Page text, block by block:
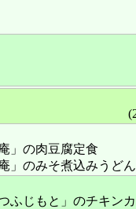
」の肉豆腐定食
」のみそ煮込みうどん
ふじもと」のチキン